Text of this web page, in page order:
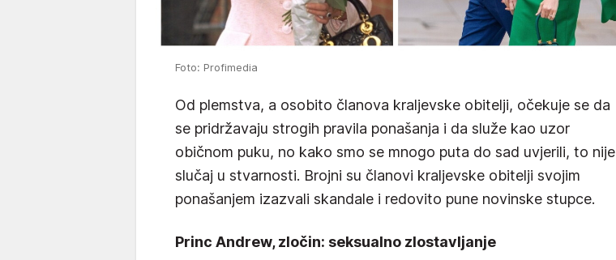
Foto: Profimedia
Od plemstva, a osobito članova kraljevske obitelji, očekuje se da
se pridržavaju strogih pravila ponašanja i da služe kao uzor
običnom puku, no kako smo se mnogo puta do sad uvjerili, to nije
slučaj u stvarnosti. Brojni su članovi kraljevske obitelji svojim
ponašanjem izazvali skandale i redovito pune novinske stupce.
Princ Andrew, zločin: seksualno zlostavljanje